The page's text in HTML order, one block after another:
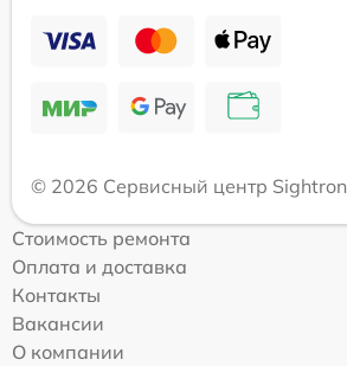
© 2026 Сервисный центр Sightron
Стоимость ремонта
Оплата и доставка
Контакты
Вакансии
О компании